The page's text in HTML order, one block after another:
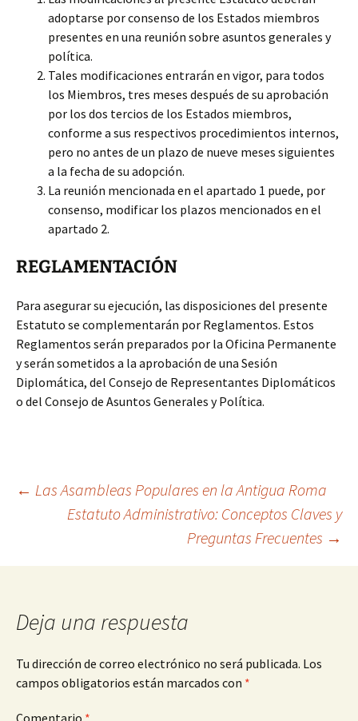
adoptarse por consenso de los Estados miembros
presentes en una reunión sobre asuntos generales y
política.
Tales modificaciones entrarán en vigor, para todos
los Miembros, tres meses después de su aprobación
por los dos tercios de los Estados miembros,
conforme a sus respectivos procedimientos internos,
pero no antes de un plazo de nueve meses siguientes
a la fecha de su adopción.
La reunión mencionada en el apartado 1 puede, por
consenso, modificar los plazos mencionados en el
apartado 2.
REGLAMENTACIÓN
Para asegurar su ejecución, las disposiciones del presente
Estatuto se complementarán por Reglamentos. Estos
Reglamentos serán preparados por la Oficina Permanente
y serán sometidos a la aprobación de una Sesión
Diplomática, del Consejo de Representantes Diplomáticos
o del Consejo de Asuntos Generales y Política.
Navegación
← Las Asambleas Populares en la Antigua Roma
Estatuto Administrativo: Conceptos Claves y
Preguntas Frecuentes →
Deja una respuesta
Tu dirección de correo electrónico no será publicada. Los
campos obligatorios están marcados con *
Comentario *